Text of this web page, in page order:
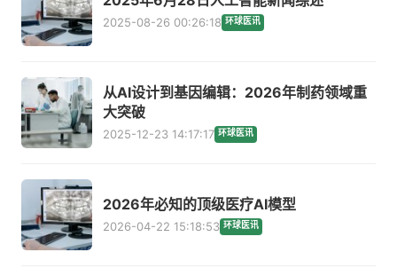
2025-08-26 00:26:18 环球医讯
从AI设计到基因编辑：2026年制药领域重
大突破
2025-12-23 14:17:17 环球医讯
2026年必知的顶级医疗AI模型
2026-04-22 15:18:53 环球医讯